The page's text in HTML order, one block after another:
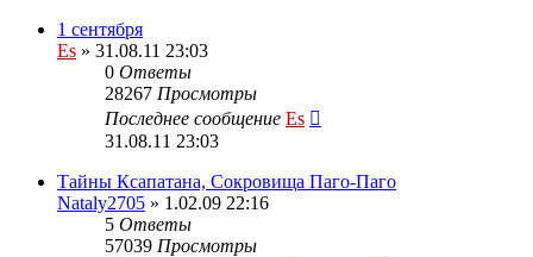
1 сентября
Es » 31.08.11 23:03
0 Ответы
28267 Просмотры
Последнее сообщение Es
31.08.11 23:03
Тайны Ксапатана, Сокровища Паго-Паго
Nataly2705 » 1.02.09 22:16
5 Ответы
57039 Просмотры